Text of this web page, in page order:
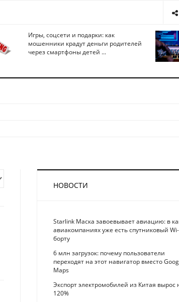
Игры, соцсети и подарки: как
мошенники крадут деньги родителей
через смартфоны детей ...
НОВОСТИ
Starlink Маска завоевывает авиацию: в
авиакомпаниях уже есть спутниковый
борту
6 млн загрузок: почему пользователи
переходят на этот навигатор вместо
Maps
Экспорт электромобилей из Китая вырос
120%